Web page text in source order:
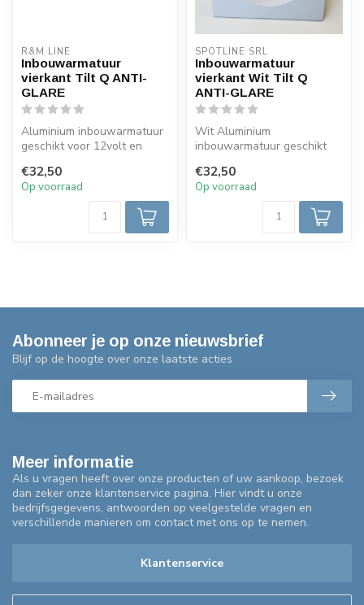
R&M LINE
Inbouwarmatuur
vierkant Tilt Q ANTI-
GLARE
Aluminium inbouwarmatuur
geschikt voor 12volt en
Inbouw...
€32,50
Op voorraad
SPOTLINE SRL
Inbouwarmatuur
vierkant Wit Tilt Q
ANTI-GLARE
Wit Aluminium
inbouwarmatuur geschikt
Lampen. Deze In...
€32,50
Op voorraad
Meer informatie
Als u vragen heeft over onze producten of uw aankoop, bezoek
dan zeker onze klantenservice pagina. Hier vindt u onze
bedrijfsgegevens, antwoorden op veelgestelde vragen en
verschillende manieren om contact met ons op te nemen.
Klantenservice
Abonneer je op onze nieuwsbrief
Blijf op de hoogte over onze laatste acties